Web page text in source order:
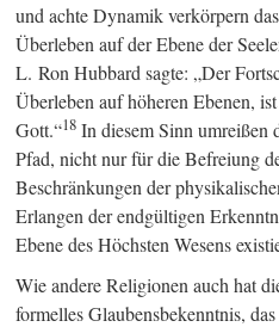
und achte Dynamik verkörpern
Überleben auf der Ebene der
L. Ron Hubbard sagte: „Der
Überleben auf höheren Ebenen,
Gott.“18 In diesem Sinn
Pfad, nicht nur für die Befreiung
Beschränkungen der
Erlangen der endgültigen
Ebene des Höchsten Wesens
Wie andere Religionen auch hat
formelles Glaubensbekenntnis,